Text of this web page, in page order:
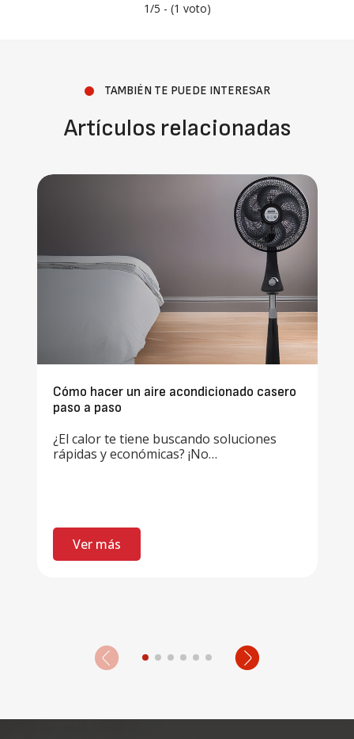
1/5 - (1 voto)
TAMBIÉN TE PUEDE INTERESAR
Artículos relacionadas
Cómo hacer un aire acondicionado casero
paso a paso
¿El calor te tiene buscando soluciones
rápidas y económicas? ¡No…
Ver más